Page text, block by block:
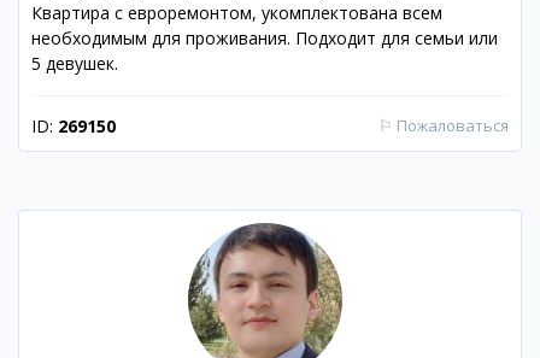
Квартира с евроремонтом, укомплектована всем
необходимым для проживания. Подходит для семьи или
5 девушек.
ID: 269150 ⚐ Пожаловаться